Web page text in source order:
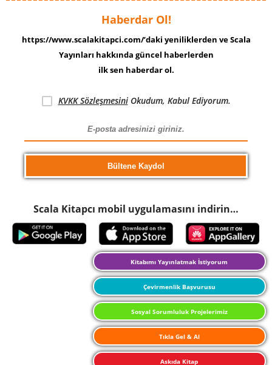
Haberdar Ol!
https://www.scalakitapci.com/’daki yeniliklerden ve Scala
Yayınları hakkında güncel haberlerden
ilk sen haberdar ol.
KVKK SözleşmesiniOkudum, Kabul Ediyorum.
Scala Kitapcı mobil uygulamasını indirin…
Kitabımı Yayınlatmak İstiyorum
Çevirmenlik Başvurusu
Sosyal Sorumluluk Projelerimiz
Tıkla Gel & Al
Askıda Kitap